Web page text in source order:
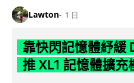
Lawton 1 日
靠快閃記憶體紓緩
推 XL1 記憶體擴充